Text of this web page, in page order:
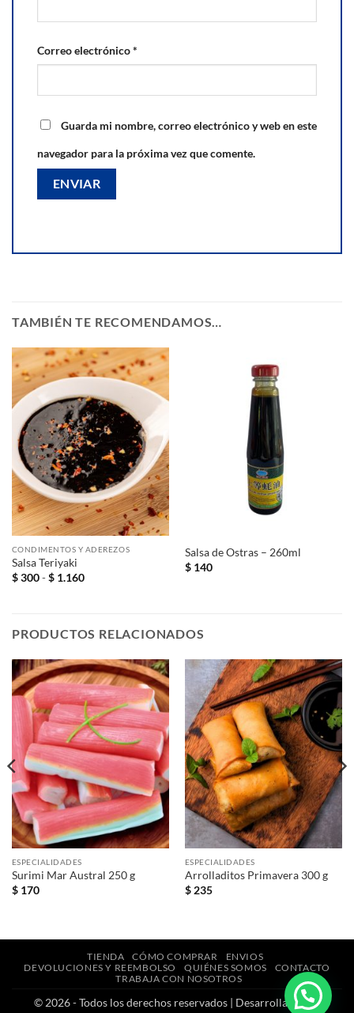
Correo electrónico*
Guarda mi nombre, correo electrónico y web en este
navegador para la próxima vez que comente.
TAMBIÉN TE RECOMENDAMOS…
CONDIMENTOS Y ADEREZOS
Salsa Teriyaki
$300 - $1.160Rango
hasta
$ 1.160
Salsa de Ostras – 260ml
$140
PRODUCTOS RELACIONADOS
ESPECIALIDADES
Surimi Mar Austral 250 g
$170
ESPECIALIDADES
Arrolladitos Primavera 300 g
$235
TIENDA CÓMO COMPRAR
ENVIOS
DEVOLUCIONES Y REEMBOLSO
QUIÉNES SOMOS
CONTACTO
TRABAJA CON NOSOTROS
© 2026 - Todos los derechos reservados | Desarrollado por